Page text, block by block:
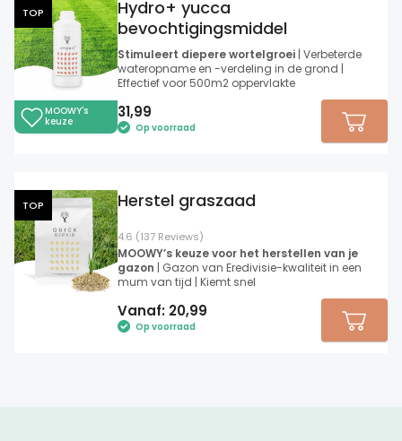
TOP
MOOWY's
keuze
Hydro+ yucca
bevochtigingsmiddel
Stimuleert diepere wortelgroei | Verbeterde
wateropname en -verdeling in de grond |
Effectief voor 500m2 oppervlakte
31,99
Op voorraad
TOP
4.6 (137 Reviews)
Herstel graszaad
MOOWY’s keuze voor het herstellen van je
gazon | Gazon van Eredivisie-kwaliteit in een
mum van tijd | Kiemt snel
Vanaf: 20,99
Op voorraad